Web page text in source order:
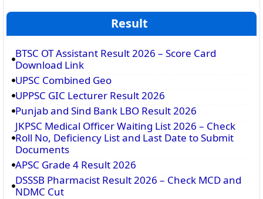
Result
BTSC OT Assistant Result 2026 – Score Card
Download Link
UPSC Combined Geo
UPPSC GIC Lecturer Result 2026
Punjab and Sind Bank LBO Result 2026
JKPSC Medical Officer Waiting List 2026 – Check
Roll No, Deficiency List and Last Date to Submit
Documents
APSC Grade 4 Result 2026
DSSSB Pharmacist Result 2026 – Check MCD and
NDMC Cut